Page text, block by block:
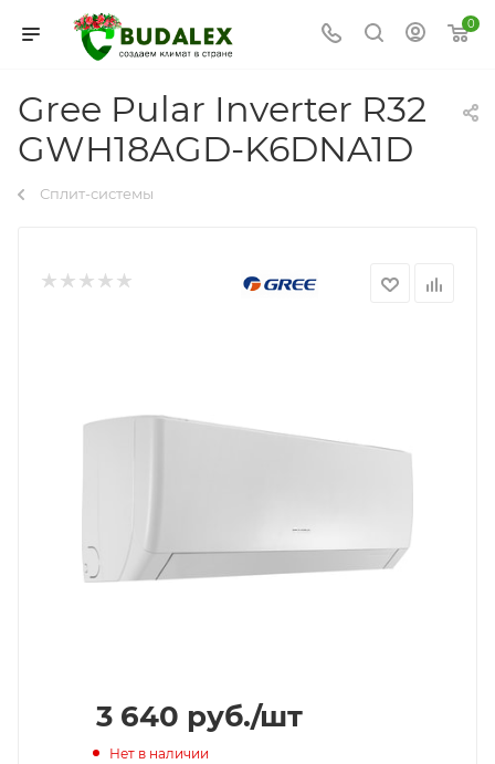
0
Gree Pular Inverter R32
GWH18AGD-K6DNA1D
Сплит-системы
3 640 руб./шт
Нет в наличии